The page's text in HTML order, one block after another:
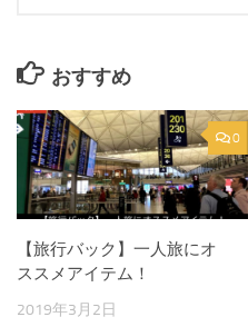
おすすめ
0
【旅行バック】一人旅にオ
ススメアイテム！
2019年3月2日